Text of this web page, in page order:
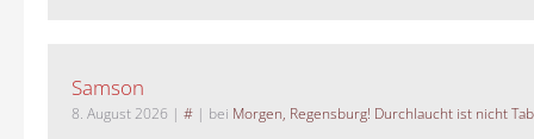
Samson
8. August 2026 | # | bei Morgen, Regensburg! Durchlaucht ist nicht